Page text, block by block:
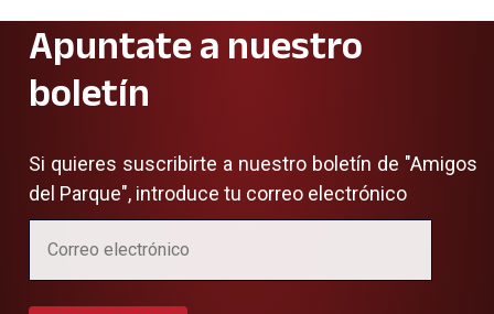
Apuntate a nuestro
boletín
Si quieres suscribirte a nuestro boletín de "Amigos
del Parque", introduce tu correo electrónico